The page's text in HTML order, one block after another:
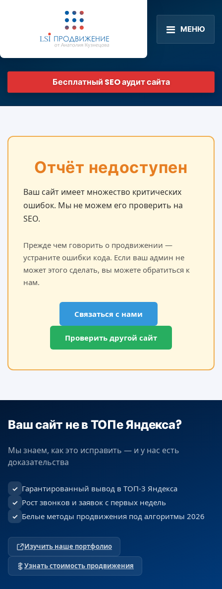
МЕНЮ
Бесплатный SEO аудит сайта
Отчёт недоступен
Ваш сайт имеет множество критических
ошибок. Мы не можем его проверить на
SEO.
Прежде чем говорить о продвижении —
устраните ошибки кода. Если ваш админ не
может этого сделать, вы можете обратиться к
нам.
Связаться с нами
Проверить другой сайт
Ваш сайт не в ТОПе Яндекса?
Мы знаем, как это исправить — и у нас есть
доказательства
✓ Гарантированный вывод в ТОП-3 Яндекса
✓ Рост звонков и заявок с первых недель
✓ Белые методы продвижения под алгоритмы 2026
Изучить наше портфолио
Узнать стоимость продвижения